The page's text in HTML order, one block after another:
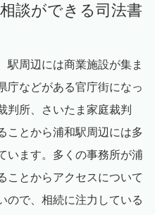
談ができる司法書
駅周辺には商業施設が集ま
庁などがある官庁街になっ
判所、さいたま家庭裁判
ことから浦和駅周辺には多
います。多くの事務所が浦
ことからアクセスについて
ので、相続に注力している